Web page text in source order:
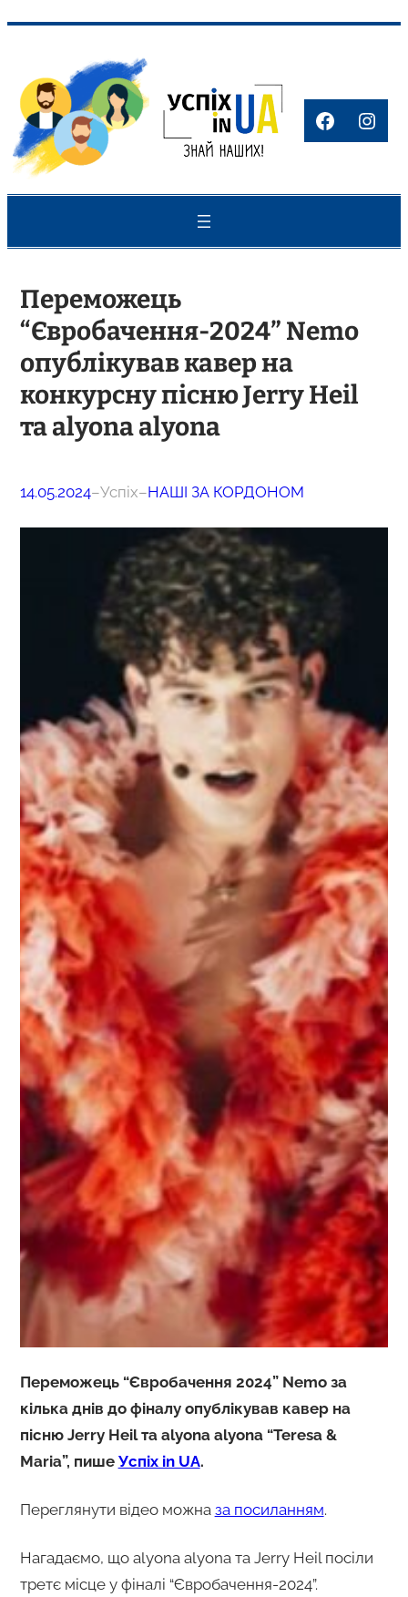
вмісту
Переможець
“Євробачення-2024” Nemo
опублікував кавер на
конкурсну пісню Jerry Heil
та alyona alyona
14.05.2024–Успіх–НАШІ ЗА КОРДОНОМ
Переможець “Євробачення 2024” Nemo за
кілька днів до фіналу опублікував кавер на
пісню Jerry Heil та alyona alyona “Teresa &
Maria”, пише Успіх in UA.
Переглянути відео можна за посиланням.
Нагадаємо, що аlyona alyona та Jerry Heil посіли
третє місце у фіналі “Євробачення-2024”.